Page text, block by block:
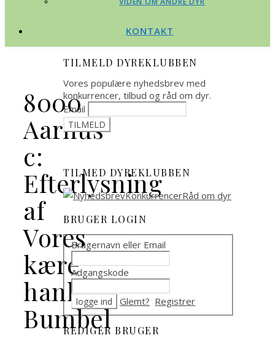
KONTAKT
8000
Aarhus
c:
Efterlysning
af
Vores
kære
hankat
Bumbel
TILMELD DYREKLUBBEN
Vores populære nyhedsbrev med
konkurrencer, tilbud og råd om dyr.
Email
TILMED DYREKLUBBEN
BRUGER LOGIN
Brugernavn eller Email
Adgangskode
Glemt? Registrer
REDIGER BRUGER